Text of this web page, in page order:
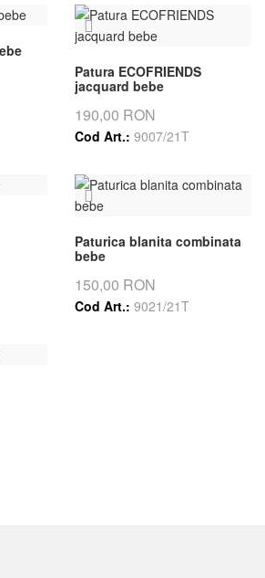
Patura ECOFRIENDS
jacquard bebe
190,00 RON
Cod Art.: 9007/21T
Paturica blanita combinata
bebe
150,00 RON
Cod Art.: 9021/21T